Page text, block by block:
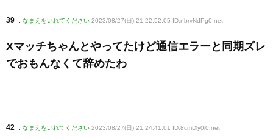
39 : なまえをいれてください 2023/08/27(日) 21:22:52.05 ID:nbrvNdPg0 .net
Xマッチちゃんとやってたけど通信エラーと同期ズレ
でおもんなくて辞めたわ
42 : なまえをいれてください 2023/08/27(日) 21:24:41.01 ID:8cmDly0i0.net